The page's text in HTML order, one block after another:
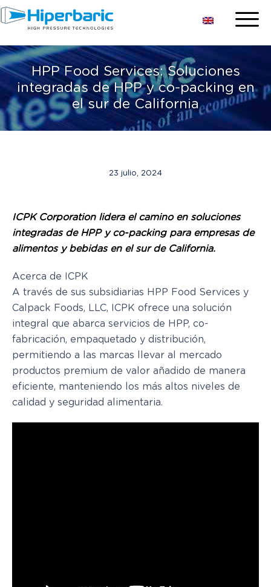
HPP Food Services: Soluciones
integradas de HPP y co-packing en
el sur de California
23 julio, 2024
ICPK Corporation lidera el camino en soluciones
integradas de HPP y co-packing para empresas de
alimentos y bebidas en el sur de California.
Acerca de ICPK
A través de sus subsidiarias HPP Food Services y
Calpack Foods, LLC, ICPK ofrece una solución
integral que abarca servicios de HPP, co-
fabricación, empaquetado y distribución,
permitiendo a las marcas llevar al mercado
productos premium de valor añadido de manera
eficiente, manteniendo los más altos niveles de
calidad y seguridad alimentaria.